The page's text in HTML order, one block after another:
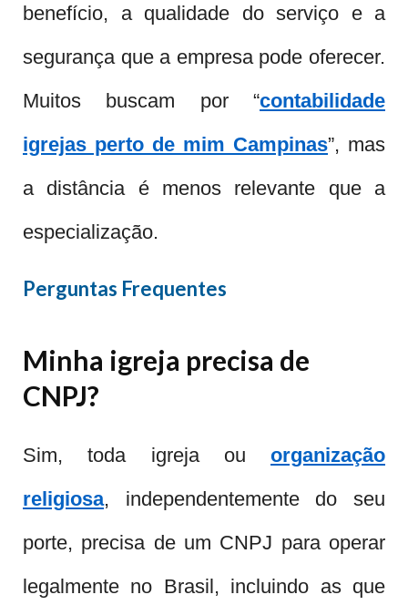
benefício, a qualidade do serviço e a
segurança que a empresa pode oferecer.
Muitos buscam por “contabilidade
igrejas perto de mim Campinas”, mas
a distância é menos relevante que a
especialização.
Perguntas Frequentes
Minha igreja precisa de
CNPJ?
Sim, toda igreja ou organização
religiosa, independentemente do seu
porte, precisa de um CNPJ para operar
legalmente no Brasil, incluindo as que